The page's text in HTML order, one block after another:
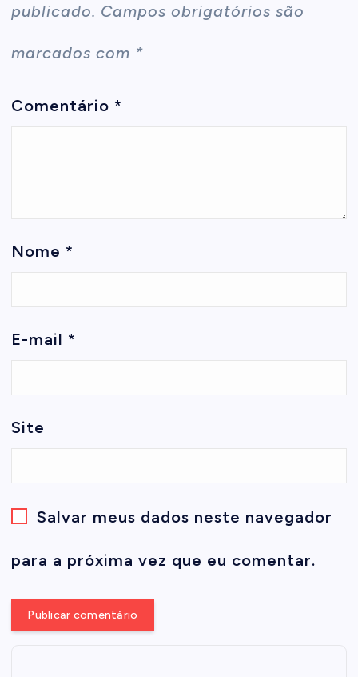
publicado. Campos obrigatórios são
marcados com *
Comentário *
Nome *
E-mail *
Site
Salvar meus dados neste navegador
para a próxima vez que eu comentar.